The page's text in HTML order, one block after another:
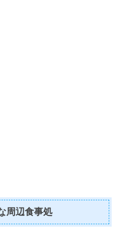
周辺食事処